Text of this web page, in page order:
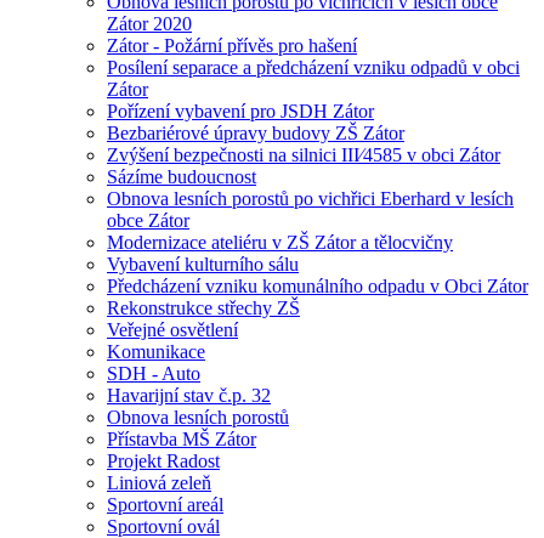
Zátor 2020
Zátor - Požární přívěs pro hašení
Posílení separace a předcházení vzniku odpadů v obci
Zátor
Pořízení vybavení pro JSDH Zátor
Bezbariérové úpravy budovy ZŠ Zátor
Zvýšení bezpečnosti na silnici III⁄4585 v obci Zátor
Sázíme budoucnost
Obnova lesních porostů po vichřici Eberhard v lesích
obce Zátor
Modernizace ateliéru v ZŠ Zátor a tělocvičny
Vybavení kulturního sálu
Předcházení vzniku komunálního odpadu v Obci Zátor
Rekonstrukce střechy ZŠ
Veřejné osvětlení
Komunikace
SDH - Auto
Havarijní stav č.p. 32
Obnova lesních porostů
Přístavba MŠ Zátor
Projekt Radost
Liniová zeleň
Sportovní areál
Sportovní ovál